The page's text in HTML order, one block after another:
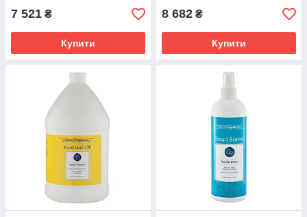
7 521 ₴
Купити
8 682 ₴
Купити